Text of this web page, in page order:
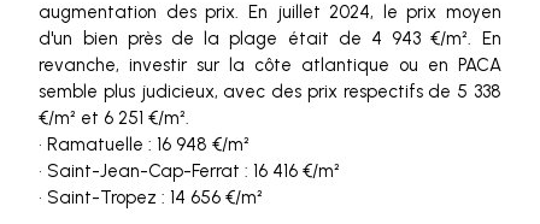
augmentation des prix. En juillet 2024, le prix moyen
d'un bien près de la plage était de 4 943 €/m². En
revanche, investir sur la côte atlantique ou en PACA
semble plus judicieux, avec des prix respectifs de 5 338
€/m² et 6 251 €/m².
• Ramatuelle : 16 948 €/m²
• Saint-Jean-Cap-Ferrat : 16 416 €/m²
• Saint-Tropez : 14 656 €/m²